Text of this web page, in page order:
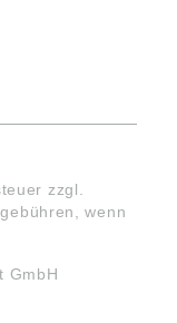
zzgl.
wenn
GmbH